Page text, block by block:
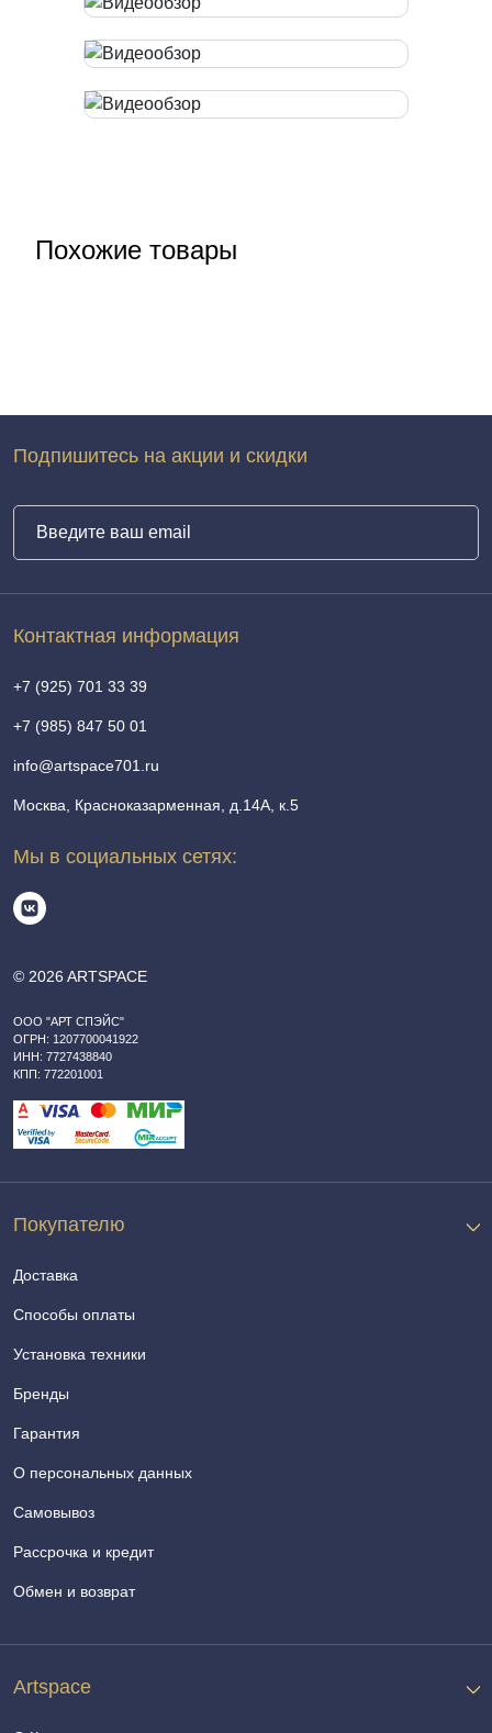
Похожие товары
© 2026 ARTSPACE
ООО "АРТ СПЭЙС"
ОГРН: 1207700041922
ИНН: 7727438840
КПП: 772201001
Покупателю
Доставка
Способы оплаты
Установка техники
Бренды
Гарантия
О персональных данных
Самовывоз
Рассрочка и кредит
Обмен и возврат
Artspace
Контактная информация
+7 (925) 701 33 39
+7 (985) 847 50 01
info@artspace701.ru
Москва, Красноказарменная, д.14А, к.5
Мы в социальных сетях:
Подпишитесь на акции и скидки